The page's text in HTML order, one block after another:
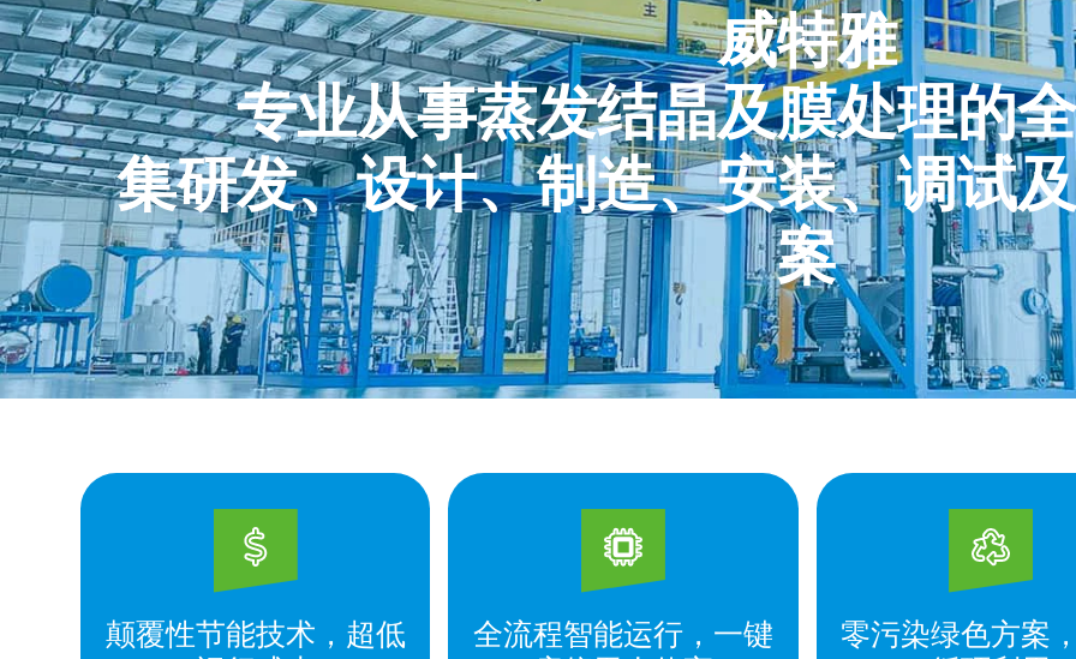
威特雅
专业从事蒸发结晶及膜处理的
集研发、设计、制造、安装、调试
案
颠覆性节能技术，超低
全流程智能运行，一键
零污染绿色方案